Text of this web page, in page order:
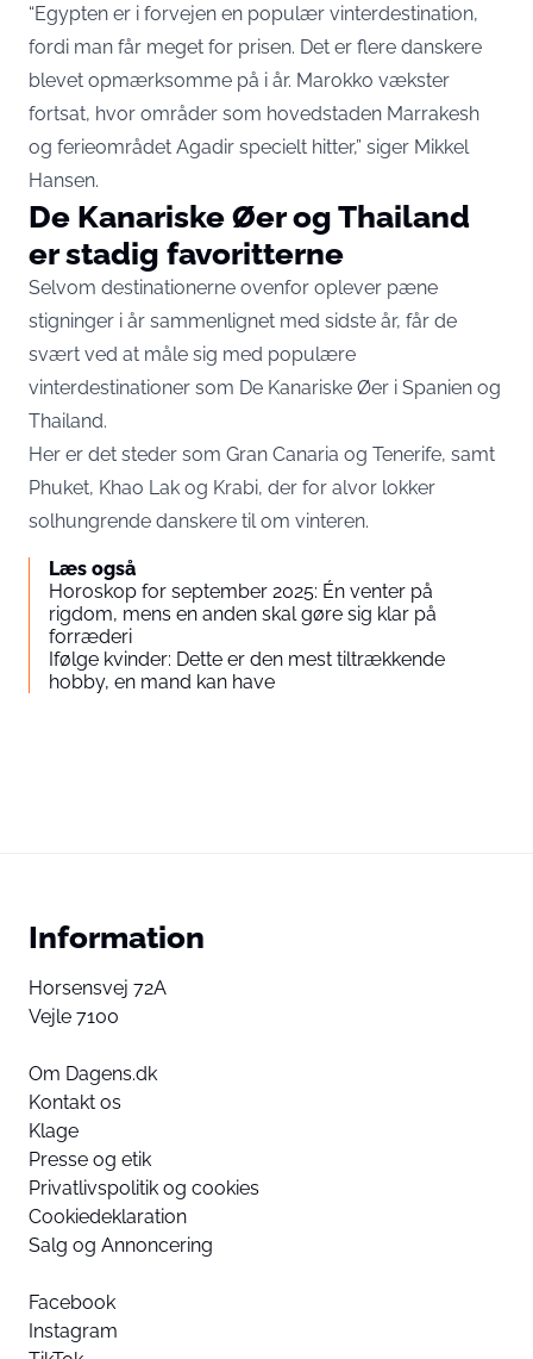
“Egypten er i forvejen en populær vinterdestination,
fordi man får meget for prisen. Det er flere danskere
blevet opmærksomme på i år. Marokko vækster
fortsat, hvor områder som hovedstaden Marrakesh
og ferieområdet Agadir specielt hitter,” siger Mikkel
Hansen.
De Kanariske Øer og Thailand
er stadig favoritterne
Selvom destinationerne ovenfor oplever pæne
stigninger i år sammenlignet med sidste år, får de
svært ved at måle sig med populære
vinterdestinationer som De Kanariske Øer i Spanien og
Thailand.
Her er det steder som Gran Canaria og Tenerife, samt
Phuket, Khao Lak og Krabi, der for alvor lokker
solhungrende danskere til om vinteren.
Læs også
Horoskop for september 2025: Én venter på
rigdom, mens en anden skal gøre sig klar på
forræderi
Ifølge kvinder: Dette er den mest tiltrækkende
hobby, en mand kan have
Information
Horsensvej 72A
Vejle 7100
Om Dagens.dk
Kontakt os
Klage
Presse og etik
Privatlivspolitik og cookies
Cookiedeklaration
Salg og Annoncering
Facebook
Instagram